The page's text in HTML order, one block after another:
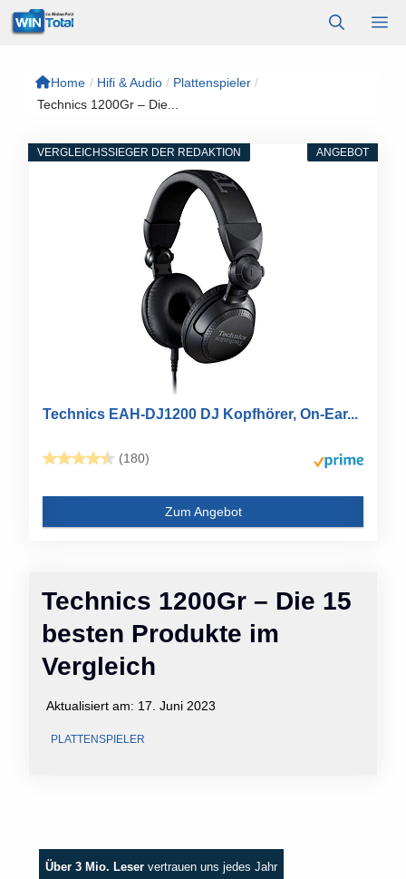
Zum
Inhalt
Home / Hifi & Audio / Plattenspieler /
Technics 1200Gr – Die...
Technics 1200Gr – Die 15
besten Produkte im
Vergleich
Aktualisiert am: 17. Juni 2023
PLATTENSPIELER
ANGEBOT
VERGLEICHSSIEGER DER REDAKTION
Technics EAH-DJ1200 DJ Kopfhörer, On-Ear...
(180)
Zum Angebot
Über 3 Mio. Leser vertrauen uns jedes Jahr